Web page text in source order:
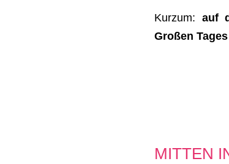
Kurzum: auf
Großen
MITTEN